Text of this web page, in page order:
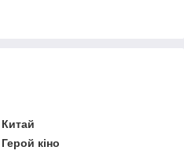
Китай
Герой кіно